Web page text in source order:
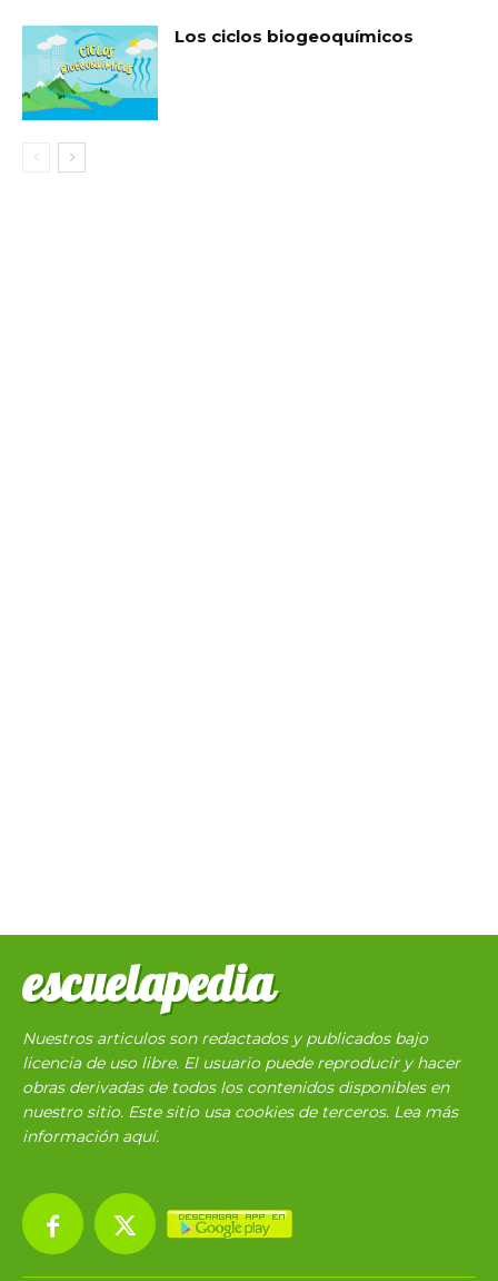
Los ciclos biogeoquímicos
escuelapedia
Nuestros articulos son redactados y publicados bajo
licencia de uso libre. El usuario puede reproducir y hacer
obras derivadas de todos los contenidos disponibles en
nuestro sitio. Este sitio usa cookies de terceros. Lea más
información aquí.